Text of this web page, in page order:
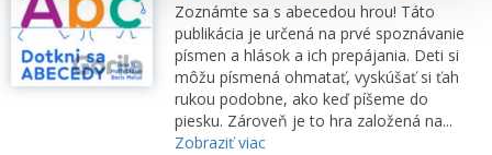
Zoznámte sa s abecedou hrou! Táto
publikácia je určená na prvé spoznávanie
písmen a hlások a ich prepájania. Deti si
môžu písmená ohmatať, vyskúšať si ťah
rukou podobne, ako keď píšeme do
piesku. Zároveň je to hra založená na...
Zobraziť viac